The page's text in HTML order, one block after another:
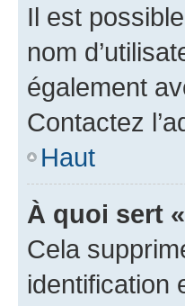
Il est
nom
également
Contactez
Haut
À quoi sert
Cela
identification